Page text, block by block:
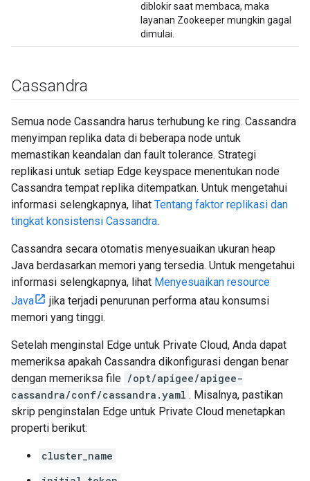
diblokir saat membaca, maka
layanan Zookeeper mungkin gagal
dimulai.
Cassandra
Semua node Cassandra harus terhubung ke ring. Cassandra
menyimpan replika data di beberapa node untuk
memastikan keandalan dan fault tolerance. Strategi
replikasi untuk setiap Edge keyspace menentukan node
Cassandra tempat replika ditempatkan. Untuk mengetahui
informasi selengkapnya, lihat Tentang faktor replikasi dan
tingkat konsistensi Cassandra.
Cassandra secara otomatis menyesuaikan ukuran heap
Java berdasarkan memori yang tersedia. Untuk mengetahui
informasi selengkapnya, lihat Menyesuaikan resource
Java
jika terjadi penurunan performa atau konsumsi
memori yang tinggi.
Setelah menginstal Edge untuk Private Cloud, Anda dapat
memeriksa apakah Cassandra dikonfigurasi dengan benar
dengan memeriksa file /opt/apigee/apigee-
cassandra/conf/cassandra.yaml . Misalnya, pastikan
skrip penginstalan Edge untuk Private Cloud menetapkan
properti berikut:
cluster_name